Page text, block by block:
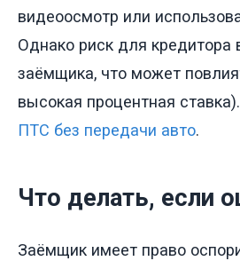
видеоосмотр или
Однако риск для кредитора
заёмщика, что может
высокая процентная
ПТС без передачи авто.
Что делать, если
Заёмщик имеет право